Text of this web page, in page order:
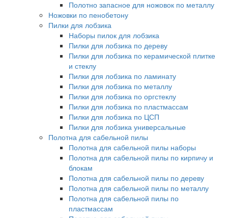
Полотно запасное для ножовок по металлу
Ножовки по пенобетону
Пилки для лобзика
Наборы пилок для лобзика
Пилки для лобзика по дереву
Пилки для лобзика по керамической плитке
и стеклу
Пилки для лобзика по ламинату
Пилки для лобзика по металлу
Пилки для лобзика по оргстеклу
Пилки для лобзика по пластмассам
Пилки для лобзика по ЦСП
Пилки для лобзика универсальные
Полотна для сабельной пилы
Полотна для сабельной пилы наборы
Полотна для сабельной пилы по кирпичу и
блокам
Полотна для сабельной пилы по дереву
Полотна для сабельной пилы по металлу
Полотна для сабельной пилы по
пластмассам